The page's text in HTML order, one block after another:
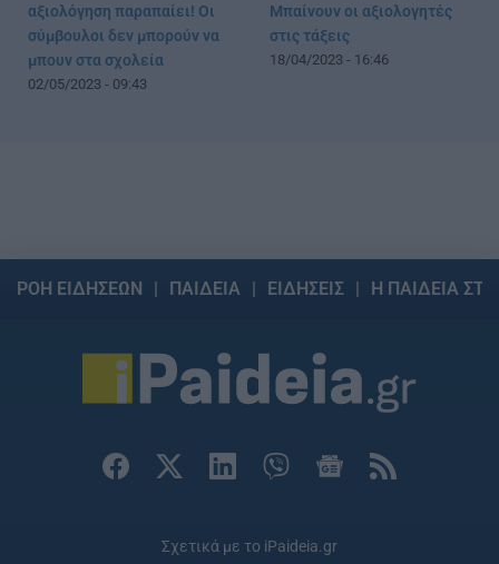
αξιολόγηση παραπαίει! Οι
σύμβουλοι δεν μπορούν να
μπουν στα σχολεία
02/05/2023 - 09:43
Μπαίνουν οι αξιολογητές
στις τάξεις
18/04/2023 - 16:46
ΡΟΗ ΕΙΔΗΣΕΩΝ ΠΑΙΔΕΙΑ ΕΙΔΗΣΕΙΣ Η ΠΑΙΔΕΙΑ
Σχετικά με το iPaideia.gr